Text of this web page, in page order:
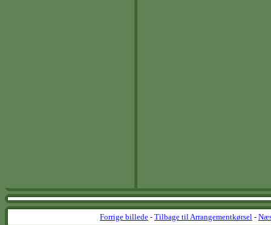
Forrige billede - Tilbage til Arrangementkørsel -